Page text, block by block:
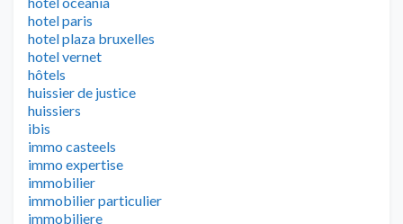
hotel paris
hotel plaza bruxelles
hotel vernet
hôtels
huissier de justice
huissiers
ibis
immo casteels
immo expertise
immobilier
immobilier particulier
immobiliere